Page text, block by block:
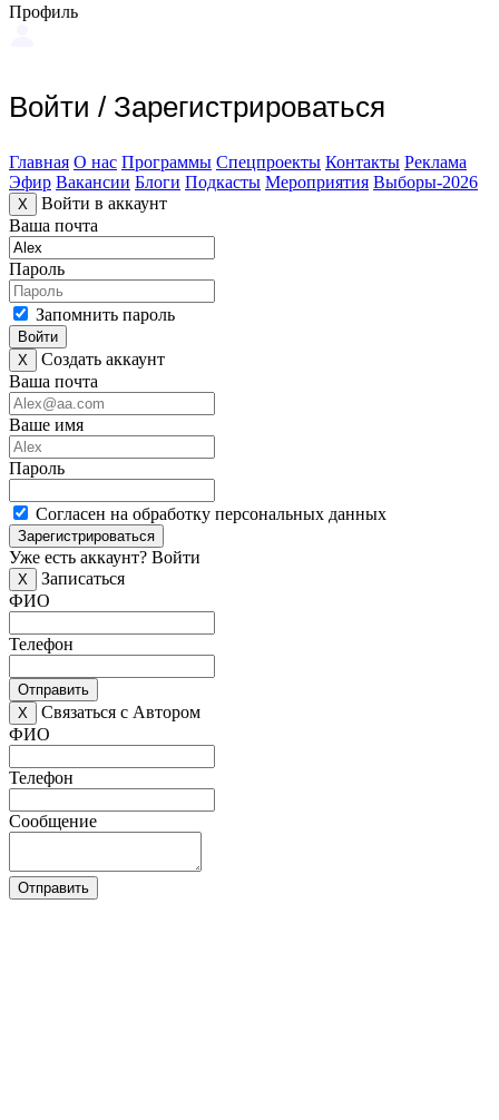
Профиль
Войти / Зарегистрироваться
Главная О нас Программы Спецпроекты Контакты Реклама
Эфир Вакансии Блоги Подкасты Мероприятия Выборы-2026
X
Войти в аккаунт
Ваша почта
Пароль
Запомнить пароль
Войти
X
Создать аккаунт
Ваша почта
Ваше имя
Пароль
Согласен на обработку персональных данных
Зарегистрироваться
Уже есть аккаунт? Войти
X
Записаться
ФИО
Телефон
Отправить
X
Связаться с Автором
ФИО
Телефон
Сообщение
Отправить